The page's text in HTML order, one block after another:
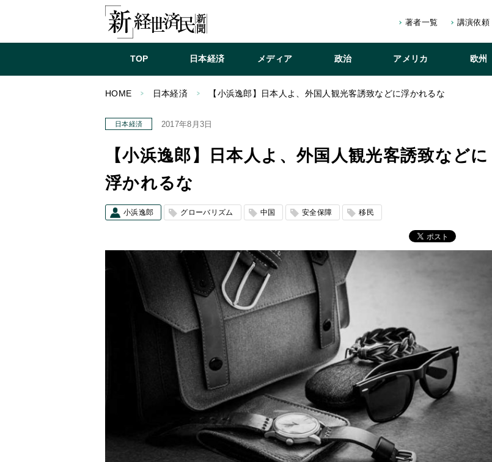
TOP 日本経済 メディア 政治 アメリカ 欧州
著者一覧 講演依頼
HOME 日本経済 【小浜逸郎】日本人よ、外国人観光客誘致などに浮かれるな
日本経済 2017年8月3日
【小浜逸郎】日本人よ、外国人観光客誘致などに
浮かれるな
小浜逸郎 グローバリズム 中国 安全保障 移民